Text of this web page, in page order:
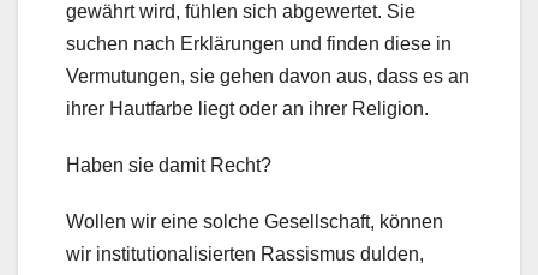
gewährt wird, fühlen sich abgewertet. Sie
suchen nach Erklärungen und finden diese in
Vermutungen, sie gehen davon aus, dass es an
ihrer Hautfarbe liegt oder an ihrer Religion.
Haben sie damit Recht?
Wollen wir eine solche Gesellschaft, können
wir institutionalisierten Rassismus dulden,